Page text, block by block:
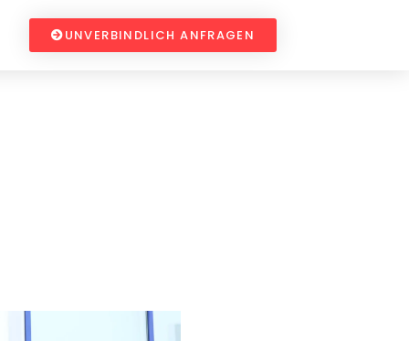
UNVERBINDLICH ANFRAGEN